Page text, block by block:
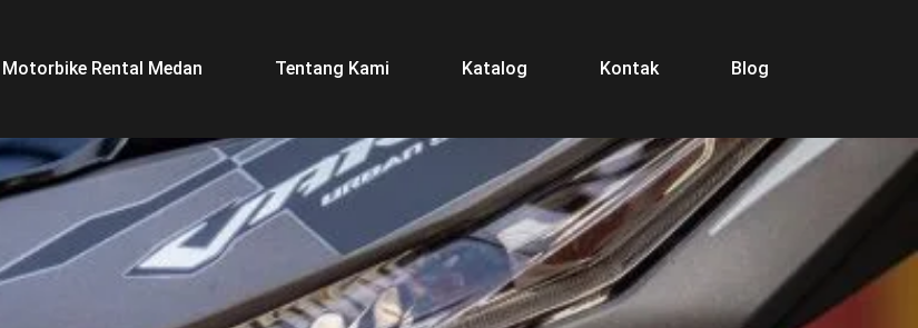
Motorbike Rental Medan Tentang Kami Katalog Kontak Blog